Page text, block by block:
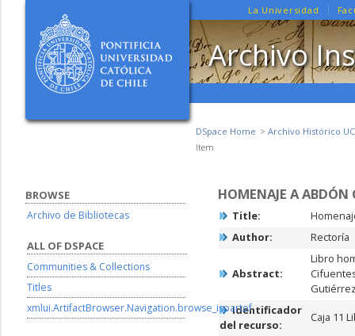
La Universidad
Archivo
DSpace Home
Archivo Histórico UC
Item
HOMENAJE A ABDÓN
Title:
Author:
Rectoría
Abstract:
Libro
Identificador
del recurso:
Caja 11
BROWSE
Archivo de Bibliotecas
ALL OF DSPACE
Communities & Collections
Titles
xmlui.ArtifactBrowser.Navigation.browse_ispartof